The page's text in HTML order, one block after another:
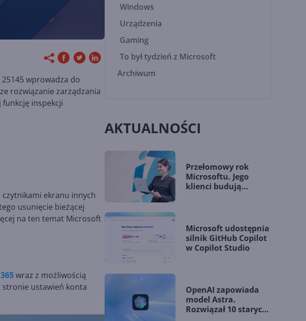
wprowadza do
rozwiązanie zarządzania
funkcję inspekcji
ekranu innych
usunięcie bieżącej
na ten temat Microsoft
wraz z możliwością
stronie ustawień konta
Windows
Urządzenia
Gaming
To był tydzień z Microsoft
Archiwum
AKTUALNOŚCI
Przełomowy rok
Microsoftu. Jego
klienci budują
Microsoft udostępnia
silnik GitHub Copilot
w Copilot Studio
OpenAI zapowiada
model Astra.
Rozwiązał 10 starych